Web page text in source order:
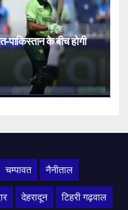
पाकिस्तान के बीच होगी
चम्पावत नैनीताल
देहरादून टिहरी गढ़वाल